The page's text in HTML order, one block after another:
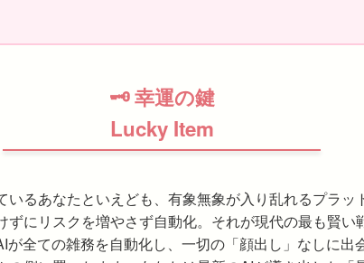
🗝 幸運の鍵
Lucky Item
いるあなたといえども、有象無象が入り乱れるプラ
にリスクを増やさず自動化。それが現代の最も賢
全ての雑務を自動化し、一切の「顔出し」なしに出